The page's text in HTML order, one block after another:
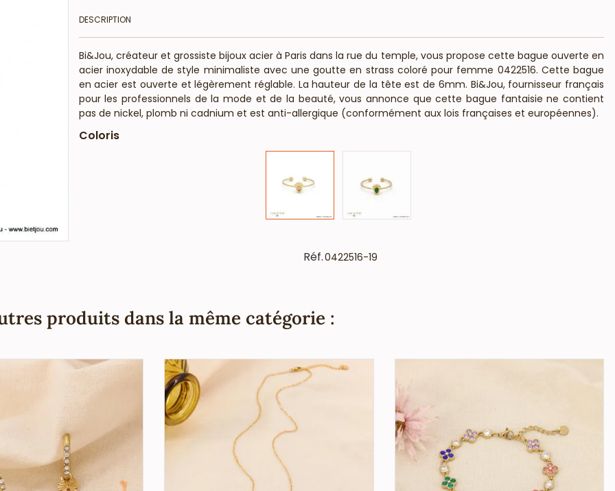
DESCRIPTION
Bi&Jou, créateur et grossiste bijoux acier à Paris dans la rue du temple, vous propose cette bague ouverte en
acier inoxydable de style minimaliste avec une goutte en strass coloré pour femme 0422516. Cette bague
en acier est ouverte et légèrement réglable. La hauteur de la tête est de 6mm. Bi&Jou, fournisseur français
pour les professionnels de la mode et de la beauté, vous annonce que cette bague fantaisie ne contient
pas de nickel, plomb ni cadnium et est anti-allergique (conformément aux lois françaises et européennes).
Coloris
Réf.0422516-19
produits dans la même catégorie :